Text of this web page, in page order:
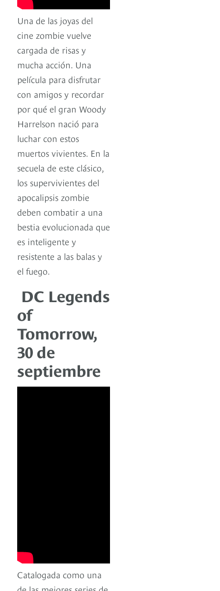
Una de las joyas del
cine zombie vuelve
cargada de risas y
mucha acción. Una
película para disfrutar
con amigos y recordar
por qué el gran Woody
Harrelson nació para
luchar con estos
muertos vivientes. En la
secuela de este clásico,
los supervivientes del
apocalipsis zombie
deben combatir a una
bestia evolucionada que
es inteligente y
resistente a las balas y
el fuego.
DC Legends
of
Tomorrow,
30 de
septiembre
Catalogada como una